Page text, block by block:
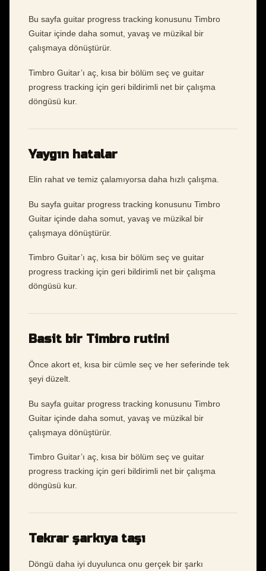
Bu sayfa guitar progress tracking konusunu Timbro
Guitar içinde daha somut, yavaş ve müzikal bir
çalışmaya dönüştürür.
Timbro Guitar’ı aç, kısa bir bölüm seç ve guitar
progress tracking için geri bildirimli net bir çalışma
döngüsü kur.
Yaygın hatalar
Elin rahat ve temiz çalamıyorsa daha hızlı çalışma.
Bu sayfa guitar progress tracking konusunu Timbro
Guitar içinde daha somut, yavaş ve müzikal bir
çalışmaya dönüştürür.
Timbro Guitar’ı aç, kısa bir bölüm seç ve guitar
progress tracking için geri bildirimli net bir çalışma
döngüsü kur.
Basit bir Timbro rutini
Önce akort et, kısa bir cümle seç ve her seferinde tek
şeyi düzelt.
Bu sayfa guitar progress tracking konusunu Timbro
Guitar içinde daha somut, yavaş ve müzikal bir
çalışmaya dönüştürür.
Timbro Guitar’ı aç, kısa bir bölüm seç ve guitar
progress tracking için geri bildirimli net bir çalışma
döngüsü kur.
Tekrar şarkıya taşı
Döngü daha iyi duyulunca onu gerçek bir şarkı